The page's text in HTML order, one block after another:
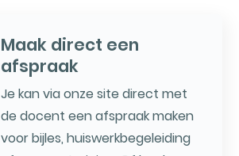
Maak direct een
afspraak
Je kan via onze site direct met
de docent een afspraak maken
voor bijles, huiswerkbegeleiding